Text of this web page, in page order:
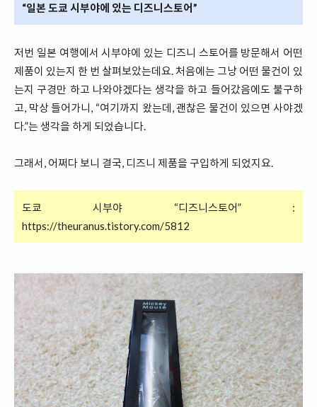
“일본 도쿄 시부야에 있는 디즈니스토어”
저번 일본 여행에서 시부야에 있는 디즈니 스토어를 방문해서 어떤
제품이 있는지 한 번 살펴보았는데요. 처음에는 그냥 어떤 물건이 있
는지 구경만 하고 나와야겠다는 생각을 하고 들어갔음에도 불구하
고, 막상 들어가니, “여기까지 왔는데, 괜찮은 물건이 있으면 사야겠
다.”는 생각을 하게 되었습니다.
그래서, 어쩌다 보니 결국, 디즈니 제품을 구입하게 되었지요.
도쿄 시부야 “디즈니스토어” :
https://theuranus.tistory.com/5812